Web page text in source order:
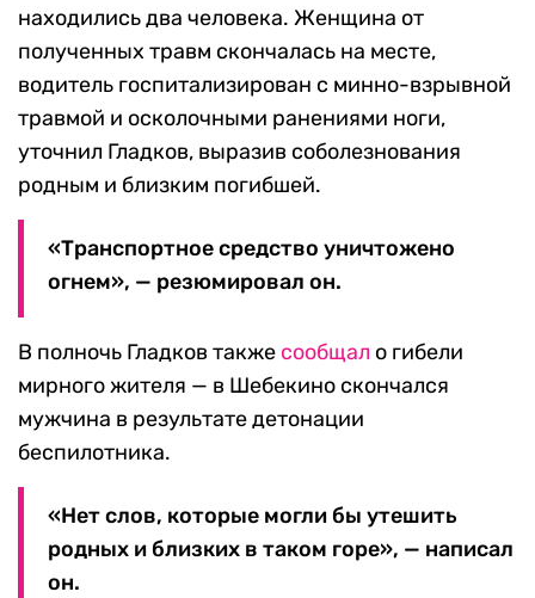
находились два человека. Женщина от
полученных травм скончалась на месте,
водитель госпитализирован с минно-взрывной
травмой и осколочными ранениями ноги,
уточнил Гладков, выразив соболезнования
родным и близким погибшей.
«Транспортное средство уничтожено
огнем», — резюмировал он.
В полночь Гладков также сообщал о гибели
мирного жителя — в Шебекино скончался
мужчина в результате детонации
беспилотника.
«Нет слов, которые могли бы утешить
родных и близких в таком горе», — написал
он.